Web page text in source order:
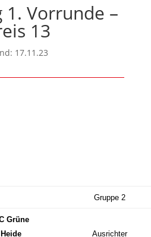
1. Vorrunde –
13
17.11.23
Gruppe 2
Grüne
Heide
Ausrichter